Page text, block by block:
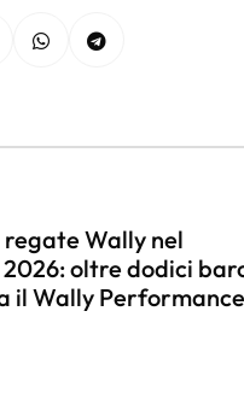
Wally nel
oltre dodici
il Wally Performance